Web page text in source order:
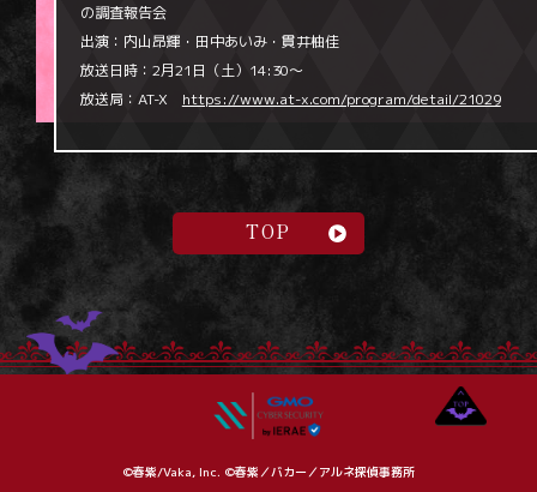
の調査報告会
出演：内山昂輝・田中あいみ・貫井柚佳
放送日時：2月21日（土）14:30～
放送局：AT-X https://www.at-x.com/program/detail/21029
TOP
©春紫/Vaka, Inc. ©春紫／バカー／アルネ探偵事務所